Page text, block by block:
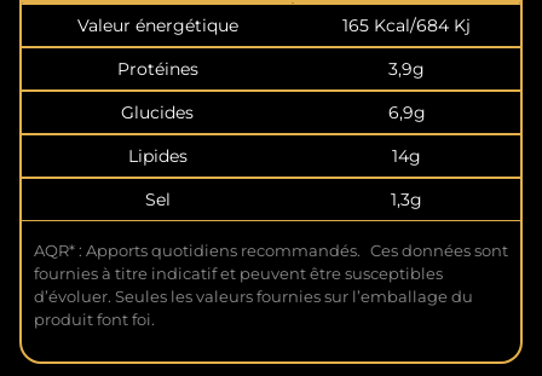
Valeur énergétique
165 Kcal/684 Kj
Protéines
3,9g
Glucides
6,9g
Lipides
14g
Sel
1,3g
AQR* : Apports quotidiens recommandés. Ces données sont
fournies à titre indicatif et peuvent être susceptibles
d’évoluer. Seules les valeurs fournies sur l’emballage du
produit font foi.